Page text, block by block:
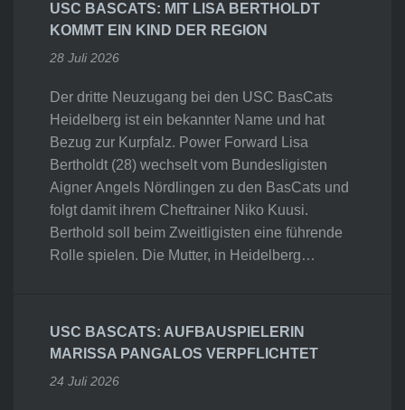
USC BASCATS: MIT LISA BERTHOLDT
KOMMT EIN KIND DER REGION
28 Juli 2026
Der dritte Neuzugang bei den USC BasCats
Heidelberg ist ein bekannter Name und hat
Bezug zur Kurpfalz. Power Forward Lisa
Bertholdt (28) wechselt vom Bundesligisten
Aigner Angels Nördlingen zu den BasCats und
folgt damit ihrem Cheftrainer Niko Kuusi.
Berthold soll beim Zweitligisten eine führende
Rolle spielen. Die Mutter, in Heidelberg…
USC BASCATS: AUFBAUSPIELERIN
MARISSA PANGALOS VERPFLICHTET
24 Juli 2026